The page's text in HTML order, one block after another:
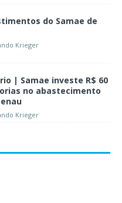
do Samae de
Krieger
| Samae investe R$ 60
no abastecimento
Krieger